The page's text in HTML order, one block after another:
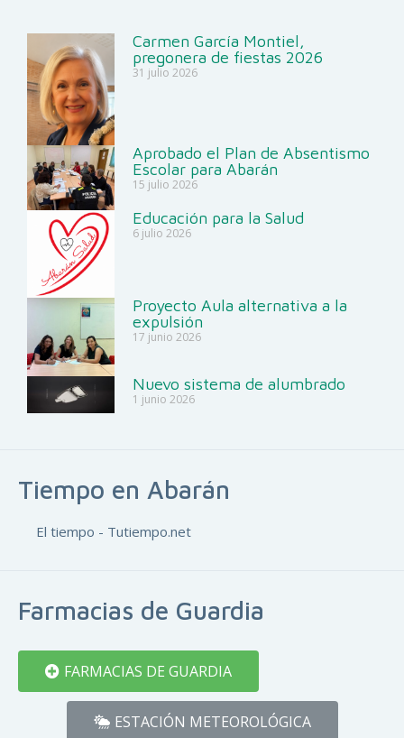
Tiempo en Abarán
El tiempo - Tutiempo.net
Farmacias de Guardia
FARMACIAS DE GUARDIA
ESTACIÓN METEOROLÓGICA
Carmen García Montiel,
pregonera de fiestas 2026
31 julio 2026
Aprobado el Plan de Absentismo
Escolar para Abarán
15 julio 2026
Educación para la Salud
6 julio 2026
Proyecto Aula alternativa a la
expulsión
17 junio 2026
Nuevo sistema de alumbrado
1 junio 2026